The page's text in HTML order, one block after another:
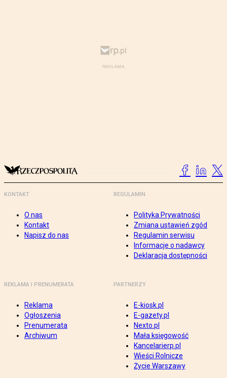
KONTAKT
O nas
Kontakt
Napisz do nas
REGULAMIN
Polityka Prywatności
Zmiana ustawień zgód
Regulamin serwisu
Informacje o nadawcy
Deklaracja dostępności
REKLAMA I PRENUMERATA
Reklama
Ogłoszenia
Prenumerata
Archiwum
PARTNERZY
E-kiosk.pl
E-gazety.pl
Nexto.pl
Mała księgowość
Kancelarierp.pl
Wieści Rolnicze
Życie Warszawy